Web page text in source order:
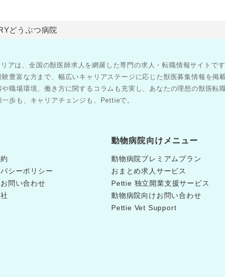
どうぶつ病院
アは、全国の獣医師求人を網羅した専門の求人・転職情報サイトです
豊富な方まで、幅広いキャリアステージに応じた獣医募集情報を掲載
職場環境、働き方に関するコラムも充実し、あなたの理想の獣医転
歩も、キャリアチェンジも、Pettieで。
シーポリシー
問い合わせ
動物病院向けメニュー
動物病院プレミアムプラン
おまとめ求人サービス
Pettie 独立開業支援サービス
動物病院向けお問い合わせ
Pettie Vet Support